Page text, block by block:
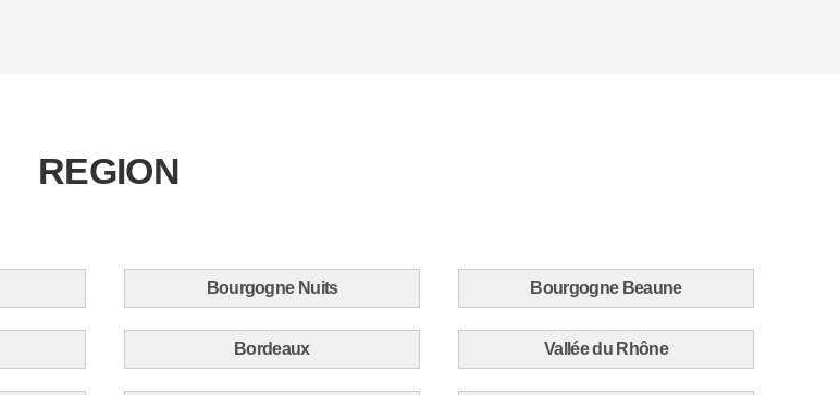
REGION
Bourgogne Nuits Bourgogne Beaune
Bordeaux Vallée du Rhône